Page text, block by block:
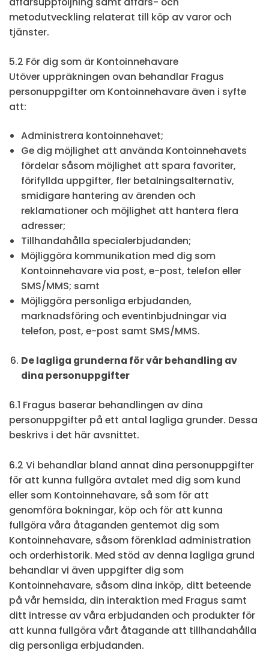
metodutveckling relaterat till köp av varor och
tjänster.
5.2 För dig som är Kontoinnehavare
Utöver uppräkningen ovan behandlar Fragus
personuppgifter om Kontoinnehavare även i syfte
att:
Administrera kontoinnehavet;
Ge dig möjlighet att använda Kontoinnehavets
fördelar såsom möjlighet att spara favoriter,
förifyllda uppgifter, fler betalningsalternativ,
smidigare hantering av ärenden och
reklamationer och möjlighet att hantera flera
adresser;
Tillhandahålla specialerbjudanden;
Möjliggöra kommunikation med dig som
Kontoinnehavare via post, e-post, telefon eller
SMS/MMS; samt
Möjliggöra personliga erbjudanden,
marknadsföring och eventinbjudningar via
telefon, post, e-post samt SMS/MMS.
De lagliga grunderna för vår behandling av
dina personuppgifter
6.1 Fragus baserar behandlingen av dina
personuppgifter på ett antal lagliga grunder. Dessa
beskrivs i det här avsnittet.
6.2 Vi behandlar bland annat dina personuppgifter
för att kunna fullgöra avtalet med dig som kund
eller som Kontoinnehavare, så som för att
genomföra bokningar, köp och för att kunna
fullgöra våra åtaganden gentemot dig som
Kontoinnehavare, såsom förenklad administration
och orderhistorik. Med stöd av denna lagliga grund
behandlar vi även uppgifter dig som
Kontoinnehavare, såsom dina inköp, ditt beteende
på vår hemsida, din interaktion med Fragus samt
ditt intresse av våra erbjudanden och produkter för
att kunna fullgöra vårt åtagande att tillhandahålla
dig personliga erbjudanden.